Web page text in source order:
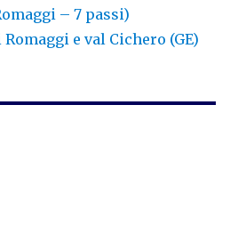
– 7 passi)
e val Cichero (GE)